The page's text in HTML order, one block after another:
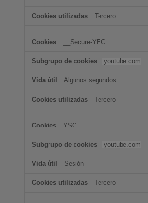
Tercero
__Secure-YEC
youtube.com
Algunos segundos
Tercero
YSC
youtube.com
Sesión
Tercero